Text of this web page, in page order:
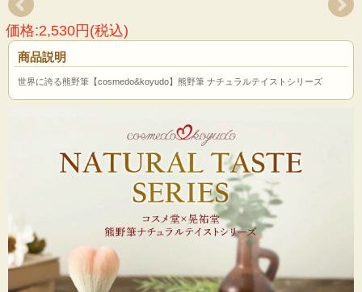
価格:2,530円(税込)
商品説明
世界に誇る熊野筆【cosmedo&koyudo】熊野筆 ナチュラルテイストシリーズ